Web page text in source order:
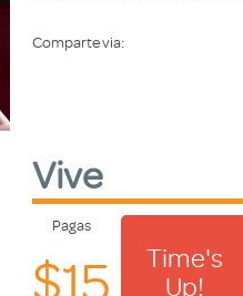
Comparte via:
Vive
Pagas
$15
Time's
Up!